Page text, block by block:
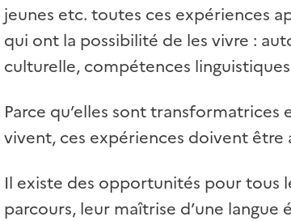
jeunes etc. toutes ces expériences
qui ont la possibilité de les vivre :
culturelle, compétences
Parce qu’elles sont
vivent, ces expériences doivent être
Il existe des opportunités pour tous
parcours, leur maîtrise d’une